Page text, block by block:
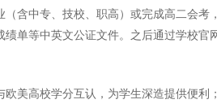
含中专、技校、职高）或完成高二会
单等中英文公证文件。之后通过学校
美高校学分互认，为学生深造提供便